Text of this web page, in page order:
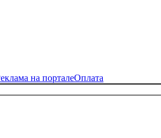
на порталеОплата